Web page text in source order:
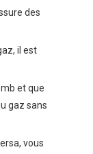
des
il est
et que
gaz sans
vous